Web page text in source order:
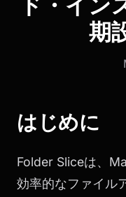
期
はじめに
Folder Sliceは、
効率的なファイル